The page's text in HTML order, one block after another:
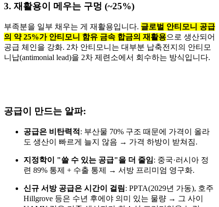
3. 재활용이 메우는 구멍 (~25%)
부족분을 일부 채우는 게 재활용입니다. 글로벌 안티모니 공급
의 약 25%가 안티모니 함유 금속 합금의 재활용으로 생산되어
공급 체인을 강화. 2차 안티모니는 대부분 납축전지의 안티모
니납(antimonial lead)을 2차 제련소에서 회수하는 방식입니다.
공급이 만드는 알파:
공급은 비탄력적 : 부산물 70% 구조 때문에 가격이 올라
도 생산이 빠르게 늘지 않음 → 가격 하방이 받쳐짐.
지정학이 "쓸 수 있는 공급"을 더 줄임: 중국·러시아 정
련 89% 통제 + 수출 통제 → 서방 프리미엄 영구화.
신규 서방 공급은 시간이 걸림: PPTA(2029년 가동), 호주
Hillgrove 등은 수년 후에야 의미 있는 물량 → 그 사이